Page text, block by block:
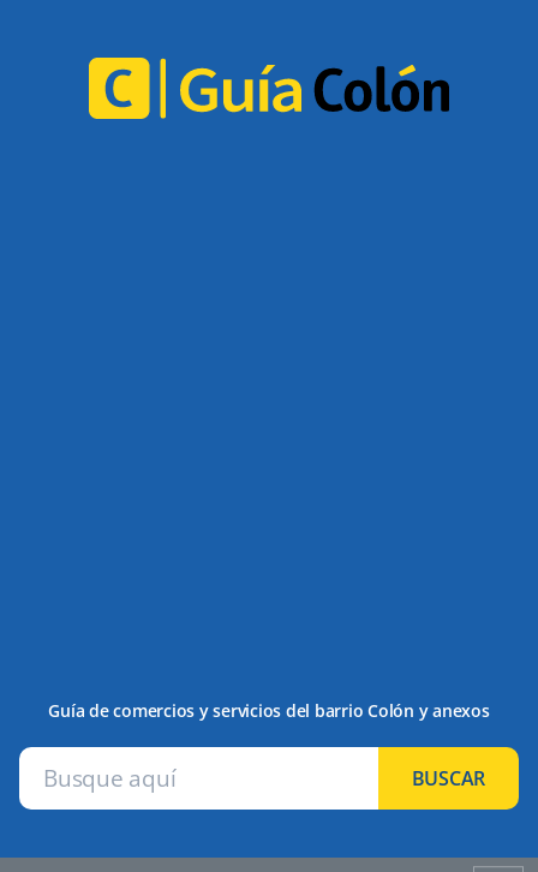
Guía de comercios y servicios del barrio Colón y anexos
BUSCAR